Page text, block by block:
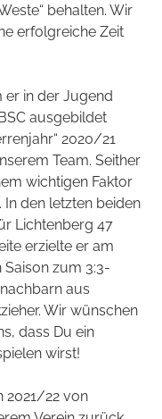
behalten. Wir
erfolgreiche Zeit
er in der Jugend
ausgebildet
2020/21
Team. Seither
wichtigen Faktor
den letzten beiden
Lichtenberg 47
erzielte er am
zum 3:3-
aus
Wir wünschen
dass Du ein
wirst!
2021/22 von